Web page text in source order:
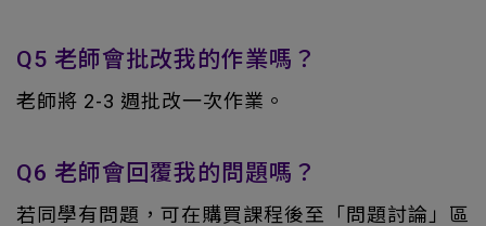
Q5 老師會批改我的作業嗎？
老師將 2-3 週批改一次作業。
Q6 老師會回覆我的問題嗎？
若同學有問題，可在購買課程後至「問題討論」區